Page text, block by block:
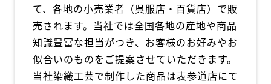
て、各地の小売業者（呉服店・百貨店）で販
売されます。当社では全国各地の産地や商品
知識豊富な担当がつき、お客様のお好みやお
似合いのものをご提案させていただきます。
当社染織工芸で制作した商品は表参道店にて